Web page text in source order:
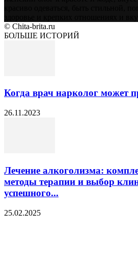
© Chita-brita.ru
БОЛЬШЕ ИСТОРИЙ
Когда врач нарколог может
26.11.2023
Лечение алкоголизма:
методы терапии и выбор
успешного...
25.02.2025